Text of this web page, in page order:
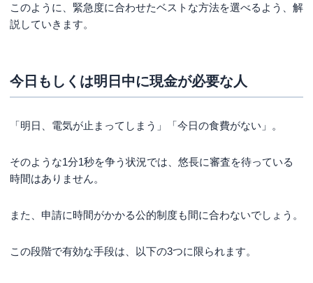
き危険な手口
新手の闇金である給与ファクタリングや先払い買取
SNSの個人間融資やひととき融資は犯罪の温床
まとめ
このように、緊急度に合わせたベストな方法を選べるよう、解
説していきます。
今日もしくは明日中に現金が必要な人
「明日、電気が止まってしまう」「今日の食費がない」。
そのような1分1秒を争う状況では、悠長に審査を待っている
時間はありません。
また、申請に時間がかかる公的制度も間に合わないでしょう。
この段階で有効な手段は、以下の3つに限られます。